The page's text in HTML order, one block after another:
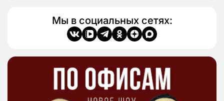
Мы в социальных сетях: